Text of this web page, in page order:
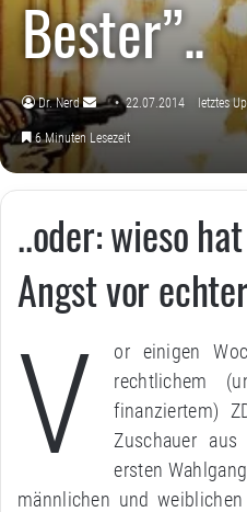
Bester”..
Dr. Nerd
Sende
uns
Mail
22.07.2014 letztes
6 Minuten Lesezeit
..oder: wieso
Angst vor
V
or einigen
rechtlichem
finanziertem)
Zuschauer
ersten
männlichen und